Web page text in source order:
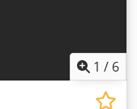
1 / 6